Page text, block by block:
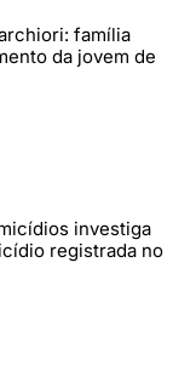
família
da jovem de
investiga
registrada no